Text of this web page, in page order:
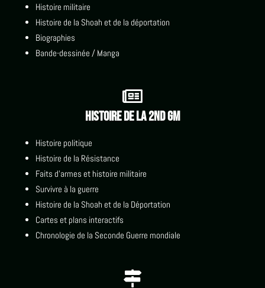
Histoire militaire
Histoire de la Shoah et de la déportation
Biographies
Bande-dessinée / Manga

Histoire de la 2nd GM
Histoire politique
Histoire de la Résistance
Faits d'armes et histoire militaire
Survivre à la guerre
Histoire de la Shoah et de la Déportation
Cartes et plans interactifs
Chronologie de la Seconde Guerre mondiale
